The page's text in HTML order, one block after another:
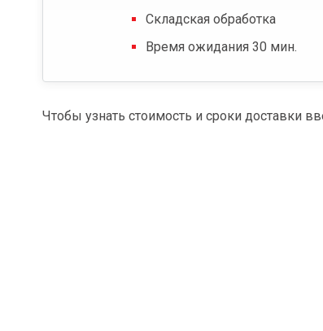
Складская обработка
Время ожидания 30 мин.
Чтобы узнать стоимость и сроки доставки